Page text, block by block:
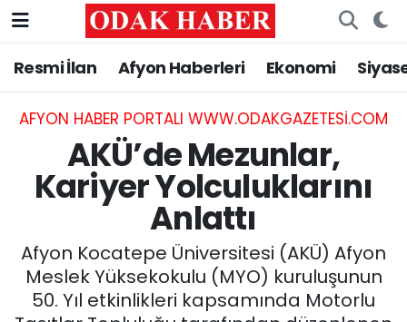
Resmi İlan Afyon Haberleri Ekonomi
AFYON HABER PORTALI WWW.ODAKGAZETESI.COM
AKÜ’de Mezunlar,
Kariyer Yolculuklarını
Anlattı
Afyon Kocatepe Üniversitesi (AKÜ) Afyon
Meslek Yüksekokulu (MYO) kuruluşunun
50. Yıl etkinlikleri kapsamında Motorlu
AFYONKARAHİSAR HABERLERİ
Resmi İlan
ASAYİŞ
GÜNCEL
SİYASET
EĞİTİM
Nöbetçi Eczaneler
Hava Durumu
Trafik Durumu
Süper Lig Puan Durumu ve Fikstür
Tüm Manşetler
Son Dakika Haberleri